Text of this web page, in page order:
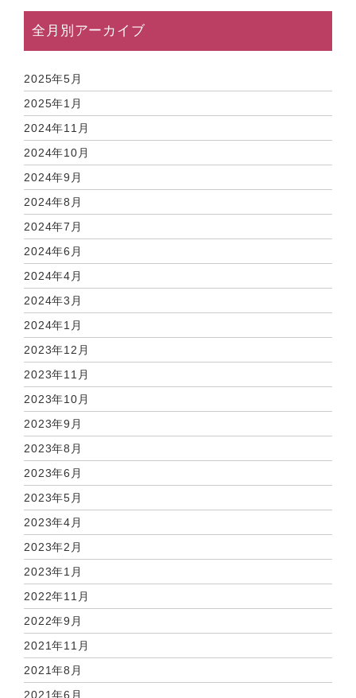
全月別アーカイブ
2025年5月
2025年1月
2024年11月
2024年10月
2024年9月
2024年8月
2024年7月
2024年6月
2024年4月
2024年3月
2024年1月
2023年12月
2023年11月
2023年10月
2023年9月
2023年8月
2023年6月
2023年5月
2023年4月
2023年2月
2023年1月
2022年11月
2022年9月
2021年11月
2021年8月
2021年6月